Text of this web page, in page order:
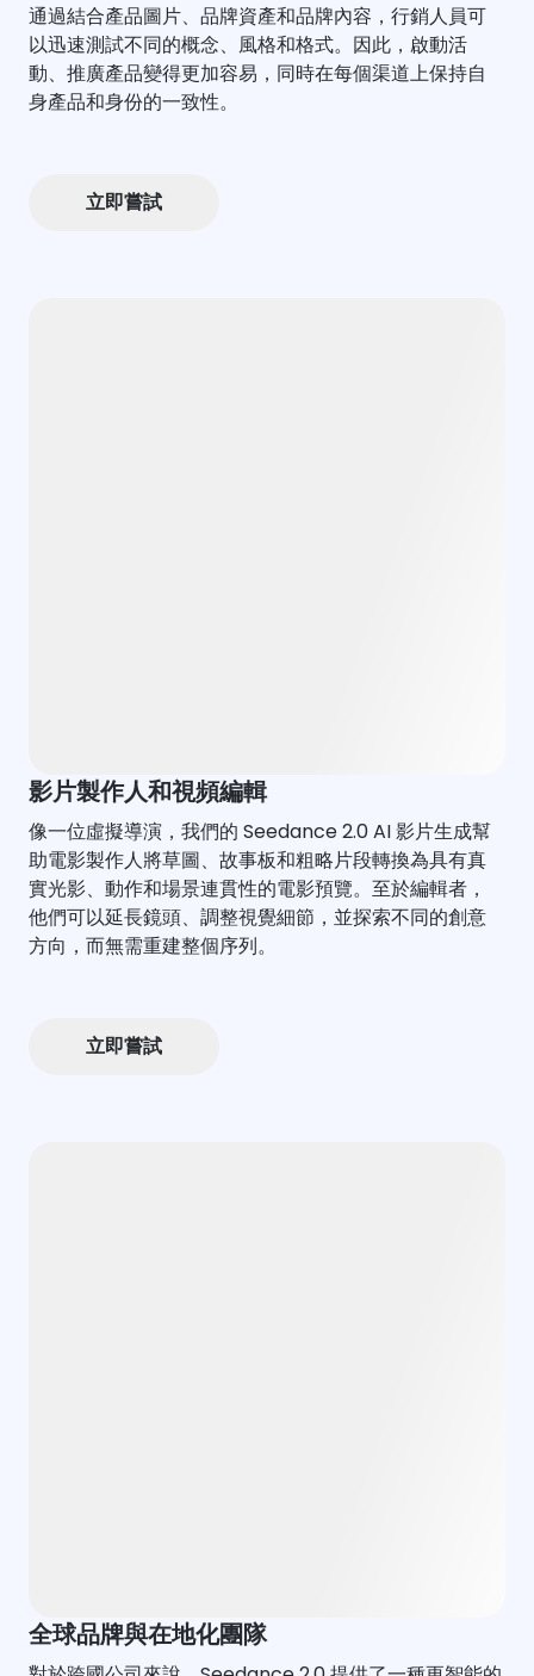
通過結合產品圖片、品牌資產和品牌內容，行銷人員可
以迅速測試不同的概念、風格和格式。因此，啟動活
動、推廣產品變得更加容易，同時在每個渠道上保持自
身產品和身份的一致性。
立即嘗試
影片製作人和視頻編輯
像一位虛擬導演，我們的 Seedance 2.0 AI 影片生成幫
助電影製作人將草圖、故事板和粗略片段轉換為具有真
實光影、動作和場景連貫性的電影預覽。至於編輯者，
他們可以延長鏡頭、調整視覺細節，並探索不同的創意
方向，而無需重建整個序列。
立即嘗試
全球品牌與在地化團隊